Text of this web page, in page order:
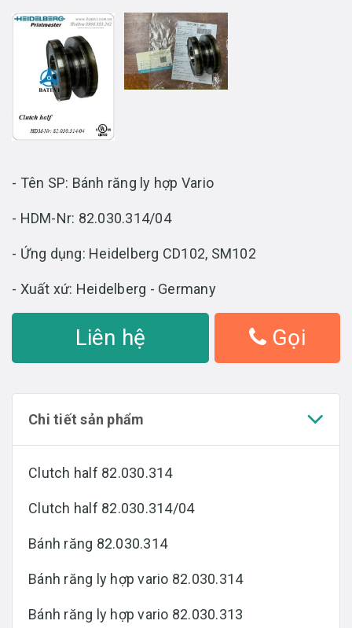
- Tên SP: Bánh răng ly hợp Vario
- HDM-Nr: 82.030.314/04
- Ứng dụng: Heidelberg CD102, SM102
- Xuất xứ: Heidelberg - Germany
Liên hệ Gọi
Chi tiết sản phẩm
Clutch half 82.030.314
Clutch half 82.030.314/04
Bánh răng 82.030.314
Bánh răng ly hợp vario 82.030.314
Bánh răng ly hợp vario 82.030.313